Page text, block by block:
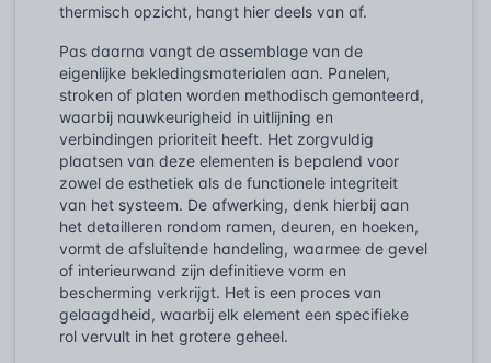
thermisch opzicht, hangt hier deels van af.
Pas daarna vangt de assemblage van de
eigenlijke bekledingsmaterialen aan. Panelen,
stroken of platen worden methodisch gemonteerd,
waarbij nauwkeurigheid in uitlijning en
verbindingen prioriteit heeft. Het zorgvuldig
plaatsen van deze elementen is bepalend voor
zowel de esthetiek als de functionele integriteit
van het systeem. De afwerking, denk hierbij aan
het detailleren rondom ramen, deuren, en hoeken,
vormt de afsluitende handeling, waarmee de gevel
of interieurwand zijn definitieve vorm en
bescherming verkrijgt. Het is een proces van
gelaagdheid, waarbij elk element een specifieke
rol vervult in het grotere geheel.